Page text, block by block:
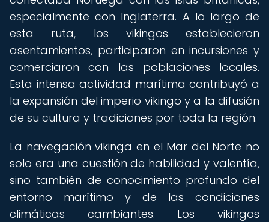
especialmente con Inglaterra. A lo largo de
esta ruta, los vikingos establecieron
asentamientos, participaron en incursiones y
comerciaron con las poblaciones locales.
Esta intensa actividad marítima contribuyó a
la expansión del imperio vikingo y a la difusión
de su cultura y tradiciones por toda la región.
La navegación vikinga en el Mar del Norte no
solo era una cuestión de habilidad y valentía,
sino también de conocimiento profundo del
entorno marítimo y de las condiciones
climáticas cambiantes. Los vikingos